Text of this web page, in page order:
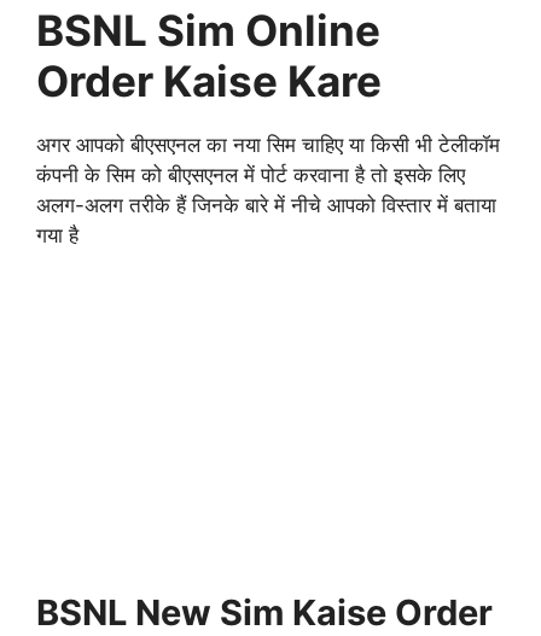
BSNL Sim Online
Order Kaise Kare
अगर आपको बीएसएनल का नया सिम चाहिए या किसी भी टेलीकॉम
कंपनी के सिम को बीएसएनल में पोर्ट करवाना है तो इसके लिए
अलग-अलग तरीके हैं जिनके बारे में नीचे आपको विस्तार में बताया
गया है
BSNL New Sim Kaise Order